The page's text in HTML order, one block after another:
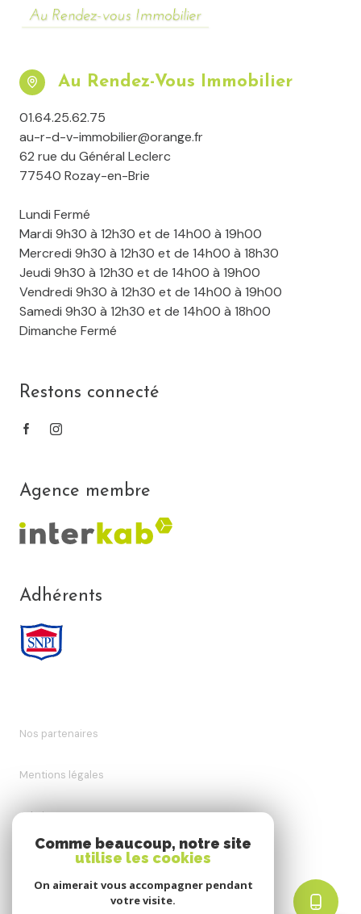
Au Rendez-Vous Immobilier
01.64.25.62.75
au-r-d-v-immobilier@orange.fr
62 rue du Général Leclerc
77540 Rozay-en-Brie
Lundi Fermé
Mardi 9h30 à 12h30 et de 14h00 à 19h00
Mercredi 9h30 à 12h30 et de 14h00 à 18h30
Jeudi 9h30 à 12h30 et de 14h00 à 19h00
Vendredi 9h30 à 12h30 et de 14h00 à 19h00
Samedi 9h30 à 12h30 et de 14h00 à 18h00
Dimanche Fermé
Restons connecté
Agence membre
Adhérents
Nos partenaires
Mentions légales
Admin
Nos honoraires
Comme beaucoup, notre site
utilise les cookies
On aimerait vous accompagner pendant
votre visite.